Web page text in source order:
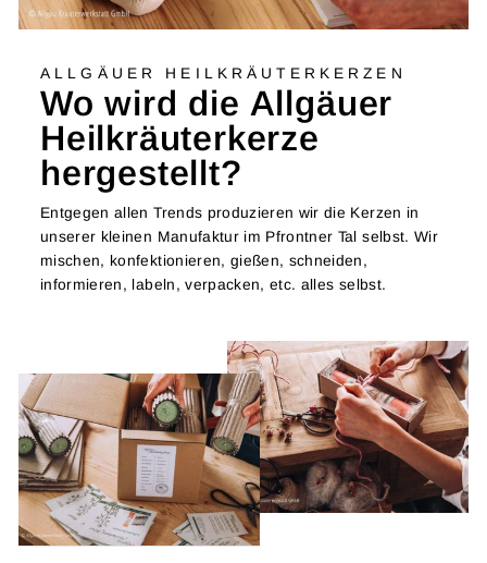
ALLGÄUER HEILKRÄUTERKERZEN
Wo wird die Allgäuer
Heilkräuterkerze
hergestellt?
Entgegen allen Trends produzieren wir die Kerzen in
unserer kleinen Manufaktur im Pfrontner Tal selbst. Wir
mischen, konfektionieren, gießen, schneiden,
informieren, labeln, verpacken, etc. alles selbst.